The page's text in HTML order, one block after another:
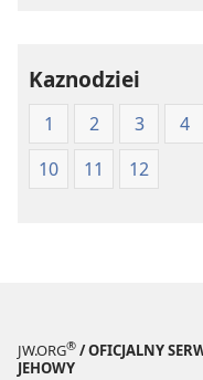
Kaznodziei
1 2 3 4
10
11 12
JW.ORG® / OFICJALNY
JEHOWY